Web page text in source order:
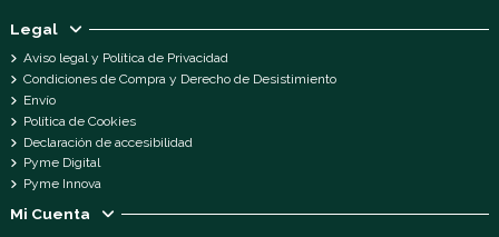
Legal
Aviso legal y Política de Privacidad
Condiciones de Compra y Derecho de Desistimiento
Envío
Política de Cookies
Declaración de accesibilidad
Pyme Digital
Pyme Innova
Mi Cuenta